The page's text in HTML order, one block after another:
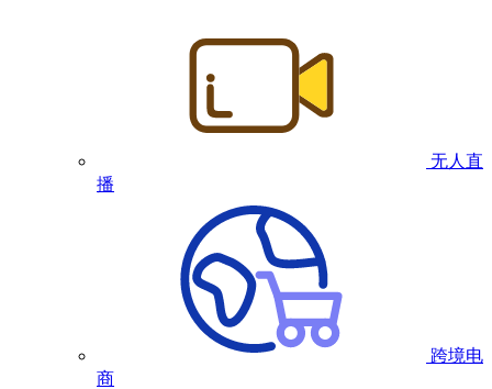
无人直
播
跨境电
商